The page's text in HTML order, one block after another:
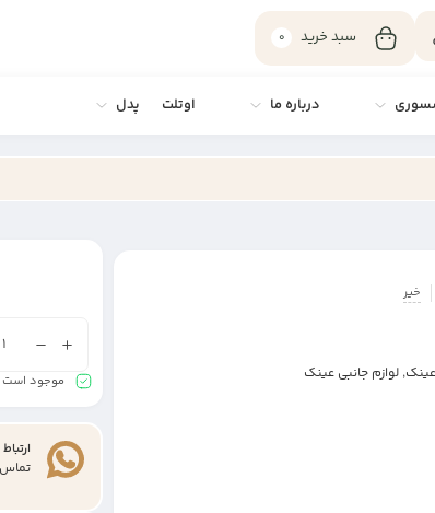
سبد خرید 0
درباره ما اوتلت پدل
خیر
,لوازم جانبی عینک موجود است
تماس